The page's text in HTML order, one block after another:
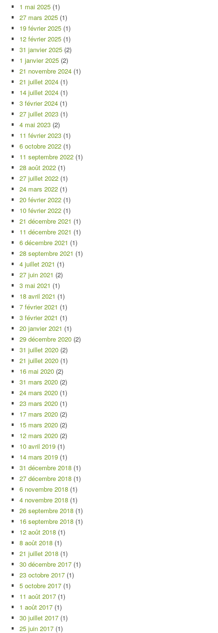
1 mai 2025 (1)
27 mars 2025 (1)
19 février 2025 (1)
12 février 2025 (1)
31 janvier 2025 (2)
1 janvier 2025 (2)
21 novembre 2024 (1)
21 juillet 2024 (1)
14 juillet 2024 (1)
3 février 2024 (1)
27 juillet 2023 (1)
4 mai 2023 (2)
11 février 2023 (1)
6 octobre 2022 (1)
11 septembre 2022 (1)
28 août 2022 (1)
27 juillet 2022 (1)
24 mars 2022 (1)
20 février 2022 (1)
10 février 2022 (1)
21 décembre 2021 (1)
11 décembre 2021 (1)
6 décembre 2021 (1)
28 septembre 2021 (1)
4 juillet 2021 (1)
27 juin 2021 (2)
3 mai 2021 (1)
18 avril 2021 (1)
7 février 2021 (1)
3 février 2021 (1)
20 janvier 2021 (1)
29 décembre 2020 (2)
31 juillet 2020 (2)
21 juillet 2020 (1)
16 mai 2020 (2)
31 mars 2020 (2)
24 mars 2020 (1)
23 mars 2020 (1)
17 mars 2020 (2)
15 mars 2020 (2)
12 mars 2020 (2)
10 avril 2019 (1)
14 mars 2019 (1)
31 décembre 2018 (1)
27 décembre 2018 (1)
6 novembre 2018 (1)
4 novembre 2018 (1)
26 septembre 2018 (1)
16 septembre 2018 (1)
12 août 2018 (1)
8 août 2018 (1)
21 juillet 2018 (1)
30 décembre 2017 (1)
23 octobre 2017 (1)
5 octobre 2017 (1)
11 août 2017 (1)
1 août 2017 (1)
30 juillet 2017 (1)
25 juin 2017 (1)